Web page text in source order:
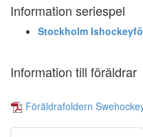
Information seriespel
Stockholm
Information till föräldrar
Föräldrafoldern